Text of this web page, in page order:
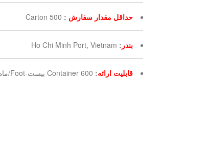
حداقل مقدار سفارش :
500 Carton
بندر :
Ho Chi Minh Port, Vietnam
قابلیت ارائه: 600 Container بیست-Foot/ماه ها